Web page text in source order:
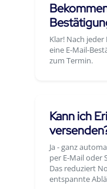
Klar! Nach
eine E-Mail-
zum Termin.
Kann ich
Ja - ganz
per E-Mail oder
Das reduziert
entspannte